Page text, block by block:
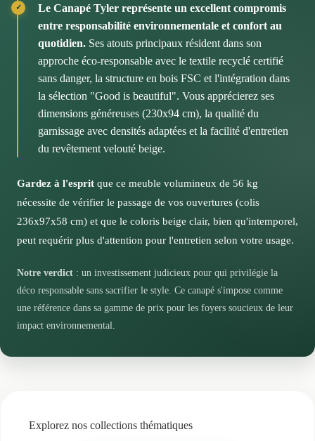
Notre conseil pour optimiser l'installation
Assurez-vous de disposer de suffisamment d'espace
de circulation autour de cette pièce maîtresse pour
profiter pleinement de son confort au quotidien.
Ce modèle vous accompagnera dans tous vos moments
: matinées lecture avec un café, soirées cinéma en
famille ou réceptions entre amis. Son coloris neutre
s'harmonise avec de nombreuses palettes décoratives,
du style scandinave aux ambiances plus
contemporaines. Vous pourrez facilement faire évoluer
votre décoration autour de cette base intemporelle.
l'assemblage vous-même ou faire appel au service de
montage professionnel proposé en partenariat avec
Needhelp pour une installation rapide et sécurisée.
Cette flexibilité vous permet de choisir la solution qui
correspond le mieux à vos compétences et à votre
emploi du temps. Une fois monté, ce canapé vous offrira
des années de confort fiable.
Les garanties qui vous protègent
Vous bénéficierez de la garantie légale de 2 ans et de
de Maisons du Monde dans la qualité de ses produits.
Cette sécurité vous permet d'investir sereinement dans
cette pièce maîtresse.
Le Canapé Tyler représente un excellent compromis
entre responsabilité environnementale et confort au
quotidien. Ses atouts principaux résident dans son
approche éco-responsable avec le textile recyclé certifié
sans danger, la structure en bois FSC et l'intégration dans
la sélection "Good is beautiful". Vous apprécierez ses
dimensions généreuses (230x94 cm), la qualité du
garnissage avec densités adaptées et la facilité d'entretien
du revêtement velouté beige.
Gardez à l'esprit que ce meuble volumineux de 56 kg
nécessite de vérifier le passage de vos ouvertures (colis
236x97x58 cm) et que le coloris beige clair, bien qu'intemporel,
peut requérir plus d'attention pour l'entretien selon votre usage.
Notre verdict : un investissement judicieux pour qui privilégie la
déco responsable sans sacrifier le style. Ce canapé s'impose comme
une référence dans sa gamme de prix pour les foyers soucieux de leur
impact environnemental.
Explorez nos collections thématiques